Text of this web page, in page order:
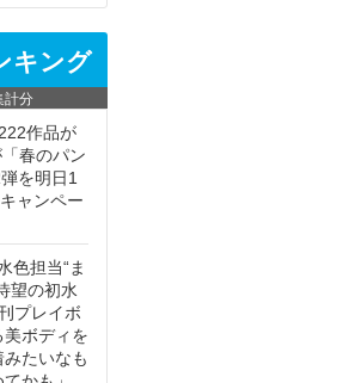
キング
計分
作品が
春のパン
を明日1
ャンペー
色担当“ま
望の初水
プレイボ
ボディを
たいなも